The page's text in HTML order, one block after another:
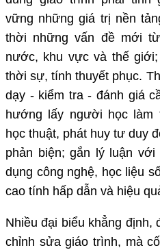
vững những giá trị nền
thời những vấn đề mới
nước, khu vực và thế
thời sự, tính thuyết phục.
dạy - kiểm tra - đánh giá
hướng lấy người học làm
học thuật, phát huy tư duy
phản biện; gắn lý luận
dụng công nghệ, học liệu
cao tính hấp dẫn và hiệu
Nhiều đại biểu khẳng định,
chỉnh sửa giáo trình, mà